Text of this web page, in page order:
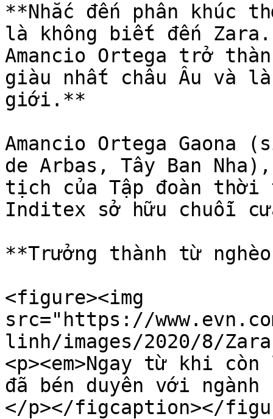
**Nhắc đến phân khúc
là không biết đến
Amancio Ortega trở
giàu nhất châu Âu và
giới.**
Amancio Ortega Gaona
de Arbas, Tây Ban
tịch của Tập đoàn
Inditex sở hữu chuỗi
**Trưởng thành từ
<figure><img
src="https://
linh/images/2020/8/
<p><em>Ngay từ khi
đã bén duyên với
</p></figcaption></